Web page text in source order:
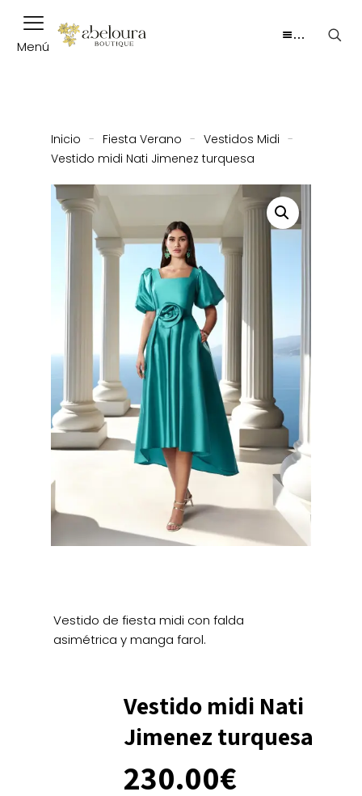
Menú
…
Inicio - Fiesta Verano - Vestidos Midi -
Vestido midi Nati Jimenez turquesa
Vestido de fiesta midi con falda
asimétrica y manga farol.
Vestido midi Nati
Jimenez turquesa
230.00€